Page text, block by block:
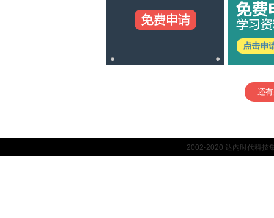
还
2002-2020 达内时代科技